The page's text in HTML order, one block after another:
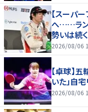
【スーパ
へ……ラン
勢いは続
2026/08/06
【卓球】
いた」自
2026/08/06